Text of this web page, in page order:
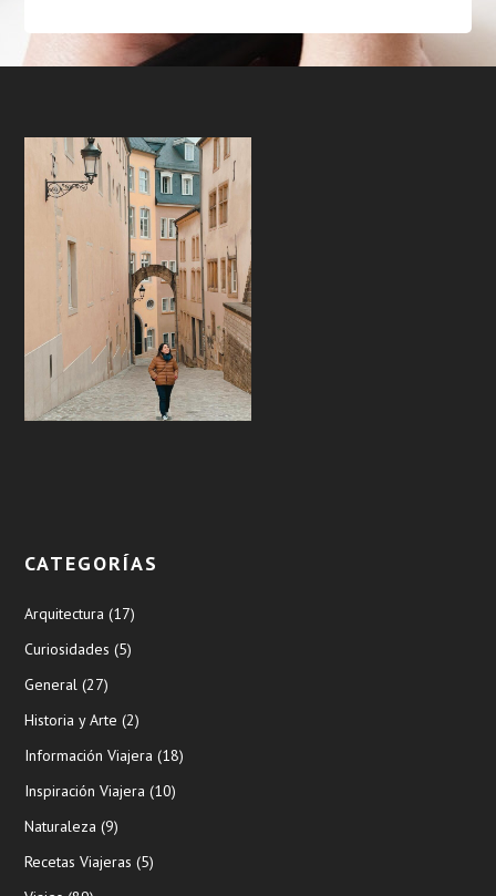
CATEGORÍAS
Arquitectura (17)
Curiosidades (5)
General (27)
Historia y Arte (2)
Información Viajera (18)
Inspiración Viajera (10)
Naturaleza (9)
Recetas Viajeras (5)